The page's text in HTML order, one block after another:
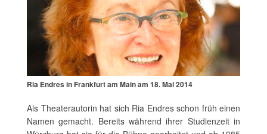
Ria Endres in Frankfurt am Main am 18. Mai 2014
Als Theaterautorin hat sich Ria Endres schon früh einen
Namen gemacht. Bereits während ihrer Studienzeit in